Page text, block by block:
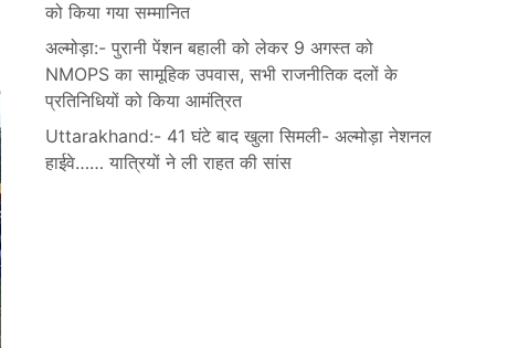
को किया गया सम्मानित
अल्मोड़ा:- पुरानी पेंशन बहाली को लेकर 9 अगस्त को
NMOPS का सामूहिक उपवास, सभी राजनीतिक दलों के
प्रतिनिधियों को किया आमंत्रित
Uttarakhand:- 41 घंटे बाद खुला सिमली- अल्मोड़ा नेशनल
हाईवे…… यात्रियों ने ली राहत की सांस